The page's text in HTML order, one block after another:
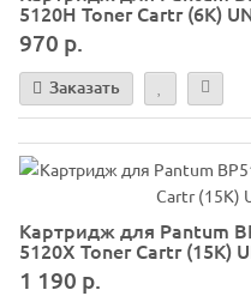
5120H Toner Cartr (6K)
970 р.
Заказать
Картридж для Pantum
5120X Toner Cartr (15K)
1 190 р.